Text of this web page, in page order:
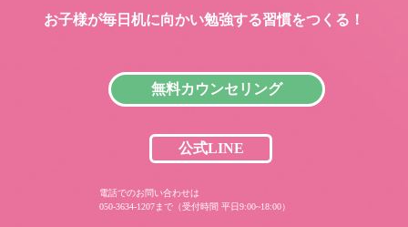
お子様が毎日机に向かい勉強する習慣をつくる！
無料カウンセリング
公式LINE
電話でのお問い合わせは
050-3634-1207まで（受付時間 平日9:00~18:00）